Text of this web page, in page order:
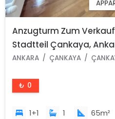
Anzugturm Zum Verkauf
Stadtteil Çankaya,
Universität Başkent
ANKARA ÇANKAYA
₺ 0
1+1 1 65m²